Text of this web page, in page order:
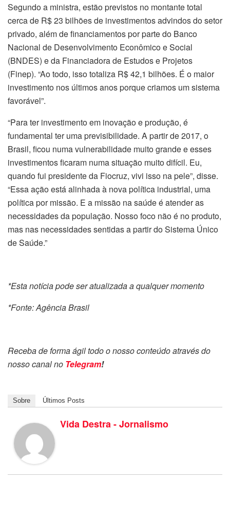
Segundo a ministra, estão previstos no montante total
cerca de R$ 23 bilhões de investimentos advindos do setor
privado, além de financiamentos por parte do Banco
Nacional de Desenvolvimento Econômico e Social
(BNDES) e da Financiadora de Estudos e Projetos
(Finep). “Ao todo, isso totaliza R$ 42,1 bilhões. É o maior
investimento nos últimos anos porque criamos um sistema
favorável”.
“Para ter investimento em inovação e produção, é
fundamental ter uma previsibilidade. A partir de 2017, o
Brasil, ficou numa vulnerabilidade muito grande e esses
investimentos ficaram numa situação muito difícil. Eu,
quando fui presidente da Fiocruz, vivi isso na pele”, disse.
“Essa ação está alinhada à nova política industrial, uma
política por missão. E a missão na saúde é atender as
necessidades da população. Nosso foco não é no produto,
mas nas necessidades sentidas a partir do Sistema Único
de Saúde.”
*Esta notícia pode ser atualizada a qualquer momento
*Fonte: Agência Brasil
Receba de forma ágil todo o nosso conteúdo através do
nosso canal no Telegram!
Sobre Últimos Posts
Vida Destra - Jornalismo